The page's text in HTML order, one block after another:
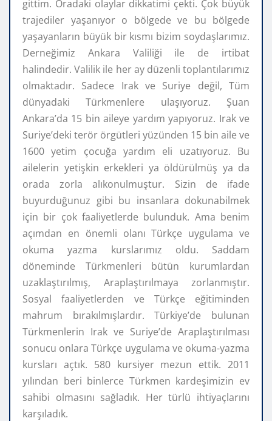
gittim. Oradaki olaylar dikkatimi çekti. Çok büyük
trajediler yaşanıyor o bölgede ve bu bölgede
yaşayanların büyük bir kısmı bizim soydaşlarımız.
Derneğimiz Ankara Valiliği ile de irtibat
halindedir. Valilik ile her ay düzenli toplantılarımız
olmaktadır. Sadece Irak ve Suriye değil, Tüm
dünyadaki Türkmenlere ulaşıyoruz. Şuan
Ankara’da 15 bin aileye yardım yapıyoruz. Irak ve
Suriye’deki terör örgütleri yüzünden 15 bin aile ve
1600 yetim çocuğa yardım eli uzatıyoruz. Bu
ailelerin yetişkin erkekleri ya öldürülmüş ya da
orada zorla alıkonulmuştur. Sizin de ifade
buyurduğunuz gibi bu insanlara dokunabilmek
için bir çok faaliyetlerde bulunduk. Ama benim
açımdan en önemli olanı Türkçe uygulama ve
okuma yazma kurslarımız oldu. Saddam
döneminde Türkmenleri bütün kurumlardan
uzaklaştırılmış, Araplaştırılmaya zorlanmıştır.
Sosyal faaliyetlerden ve Türkçe eğitiminden
mahrum bırakılmışlardır. Türkiye’de bulunan
Türkmenlerin Irak ve Suriye’de Araplaştırılması
sonucu onlara Türkçe uygulama ve okuma-yazma
kursları açtık. 580 kursiyer mezun ettik. 2011
yılından beri binlerce Türkmen kardeşimizin ev
sahibi olmasını sağladık. Her türlü ihtiyaçlarını
karşıladık.